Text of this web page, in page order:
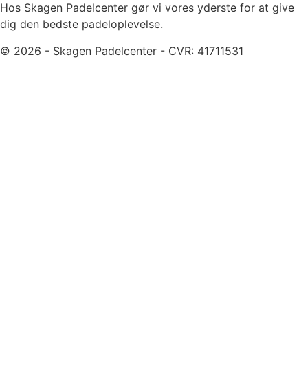
Hos Skagen Padelcenter gør vi vores yderste for at give
dig den bedste padeloplevelse.
© 2026 - Skagen Padelcenter - CVR: 41711531